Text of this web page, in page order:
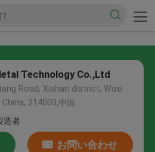
Technology Co.,Ltd
Road, Xishan district, Wuxi
214000,中国
造者
お問い合わせ